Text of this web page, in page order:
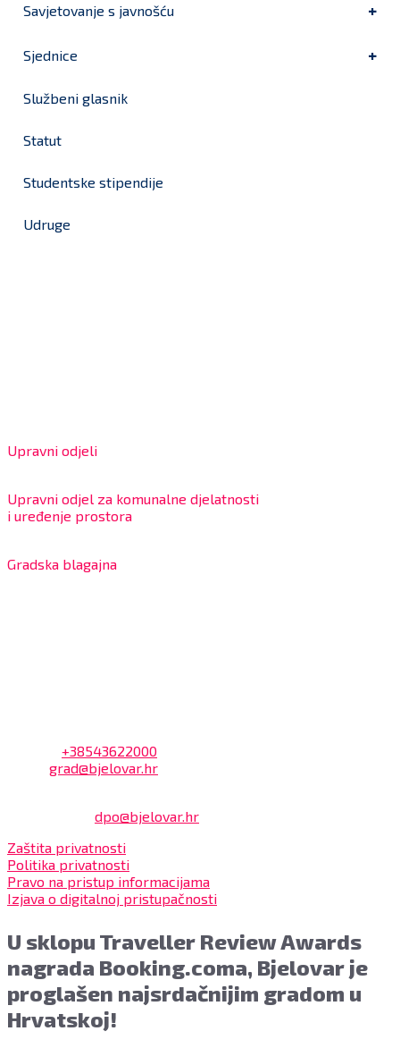
Savjetovanje s javnošću
Sjednice
Službeni glasnik
Statut
Studentske stipendije
Udruge
Upravni odjeli
Upravni odjel za komunalne djelatnosti
i uređenje prostora
Gradska blagajna
+38543622000
grad@bjelovar.hr
dpo@bjelovar.hr
Zaštita privatnosti
Politika privatnosti
Pravo na pristup informacijama
Izjava o digitalnoj pristupačnosti
U sklopu Traveller Review Awards
nagrada Booking.coma, Bjelovar je
proglašen najsrdačnijim gradom u
Hrvatskoj!